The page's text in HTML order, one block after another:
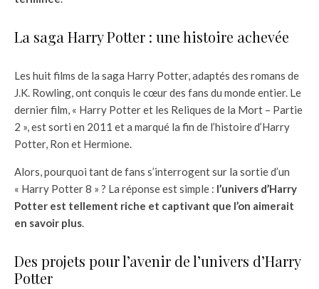
La saga Harry Potter : une histoire achevée
Les huit films de la saga Harry Potter, adaptés des romans de
J.K. Rowling, ont conquis le cœur des fans du monde entier. Le
dernier film, « Harry Potter et les Reliques de la Mort – Partie
2 », est sorti en 2011 et a marqué la fin de l’histoire d’Harry
Potter, Ron et Hermione.
Alors, pourquoi tant de fans s’interrogent sur la sortie d’un
« Harry Potter 8 » ? La réponse est simple : l’univers d’Harry
Potter est tellement riche et captivant que l’on aimerait
en savoir plus.
Des projets pour l’avenir de l’univers d’Harry
Potter